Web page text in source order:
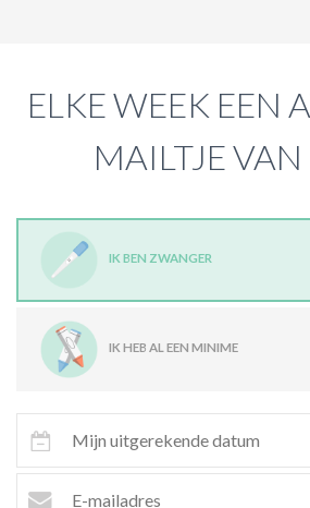
ELKE WEEK EEN
MAILTJE VAN
IK BEN ZWANGER
IK HEB AL EEN MINIME